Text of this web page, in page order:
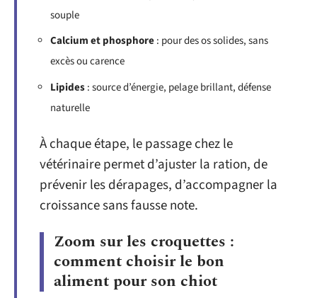
souple
Calcium et phosphore: pour des os solides, sans
excès ou carence
Lipides: source d’énergie, pelage brillant, défense
naturelle
À chaque étape, le passage chez le
vétérinaire permet d’ajuster la ration, de
prévenir les dérapages, d’accompagner la
croissance sans fausse note.
Zoom sur les croquettes :
comment choisir le bon
aliment pour son chiot